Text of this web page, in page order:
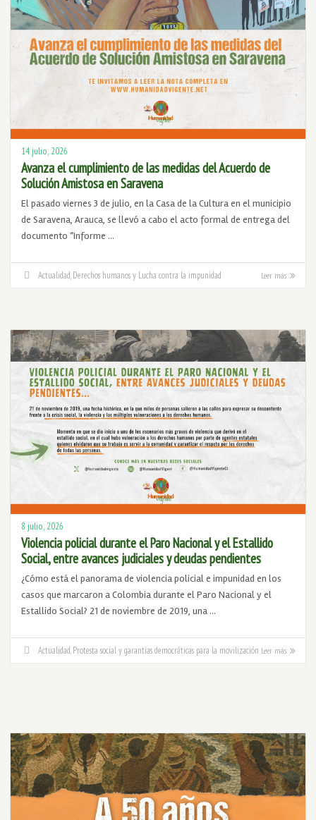
14 julio, 2026
Avanza el cumplimiento de las medidas del Acuerdo de
Solución Amistosa en Saravena
El pasado viernes 3 de julio, en la Casa de la Cultura en el municipio
de Saravena, Arauca, se llevó a cabo el acto formal de entrega del
documento “Informe …
Actualidad,Derechos humanos y Lucha contra la impunidad Leer más
8 julio, 2026
Violencia policial durante el Paro Nacional y el Estallido
Social, entre avances judiciales y deudas pendientes
¿Cómo está el panorama de violencia policial e impunidad en los
casos que marcaron a Colombia durante el Paro Nacional y el
Estallido Social? 21 de noviembre de 2019, una …
Actualidad,Protesta social y garantías democráticas para la movilización Leer más